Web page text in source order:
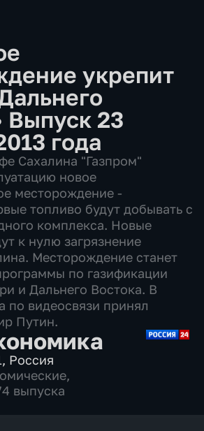
укрепит
Выпуск 23
года
Сахалина "Газпром"
новое
месторождение -
топливо будут добывать с
комплекса. Новые
к нулю загрязнение
Месторождение станет
по газификации
и Дальнего Востока. В
по видеосвязи принял
Путин.
, Россия
,
выпуска